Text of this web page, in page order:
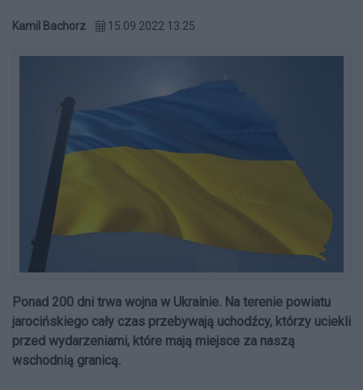
Kamil Bachorz 15.09.2022 13:25
Ponad 200 dni trwa wojna w Ukrainie. Na terenie powiatu
jarocińskiego cały czas przebywają uchodźcy, którzy uciekli
przed wydarzeniami, które mają miejsce za naszą
wschodnią granicą.